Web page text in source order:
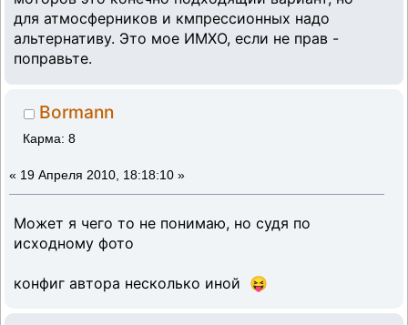
для атмосферников и кмпрессионных надо
альтернативу. Это мое ИМХО, если не прав -
поправьте.
Bormann
Карма: 8
« 19 Апреля 2010, 18:18:10 »
Может я чего то не понимаю, но судя по
исходному фото
конфиг автора несколько иной 😝